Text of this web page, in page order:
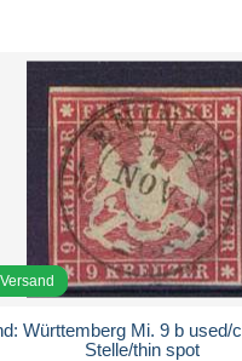
Württemberg Mi. 9 b used/
Stelle/thin spot